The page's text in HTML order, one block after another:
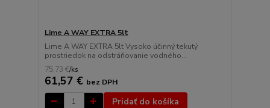
Lime A WAY EXTRA 5lt
Lime A WAY EXTRA 5lt Vysoko účinný tekutý
prostriedok na odstráňovanie vodného...
75,73 €/ks
61,57 € bez DPH
Pridať do košíka